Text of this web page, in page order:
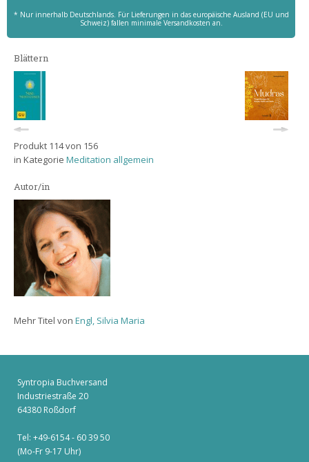
* Nur innerhalb Deutschlands. Für Lieferungen in das europäische Ausland (EU und
Schweiz) fallen minimale Versandkosten an.
Blättern
Produkt 114 von 156
in Kategorie Meditation allgemein
Autor/in
Mehr Titel von Engl, Silvia Maria
Syntropia Buchversand
Industriestraße 20
64380 Roßdorf
Tel: +49-6154 - 60 39 50
(Mo-Fr 9-17 Uhr)